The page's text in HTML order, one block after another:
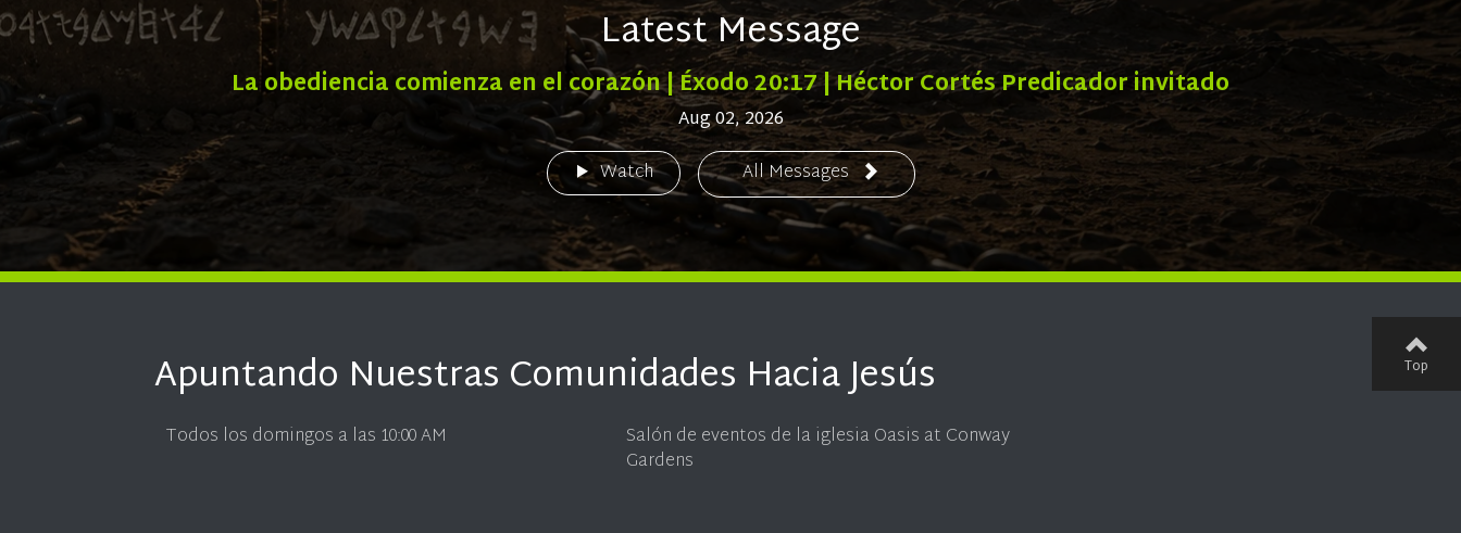
Latest Message
La obediencia comienza en el corazón | Éxodo 20:17 | Héctor Cortés Predicador invitado
Aug 02, 2026
Watch
All Messages
Apuntando Nuestras Comunidades Hacia Jesús
Todos los domingos a las 10:00 AM Salón de eventos de la iglesia Oasis at Conway
Gardens
Top